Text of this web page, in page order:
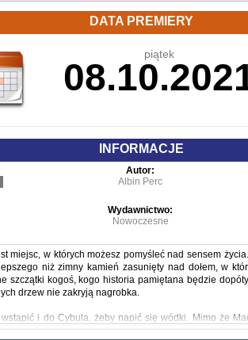
DATA PREMIERY
piątek
INFORMACJE
Autor:
Albin Perc
Wydawnictwo:
Nowoczesne
miejsc, w których możesz pomyśleć nad sensem
niż zimny kamień zasunięty nad dołem, w
szczątki kogoś, kogo historia pamiętana będzie
drzew nie zakryją nagrobka.
wstąpić i do Cybula, żeby napić się wódki. Mimo że
potowarzyszy, wciąż unosi się tu zapach jej